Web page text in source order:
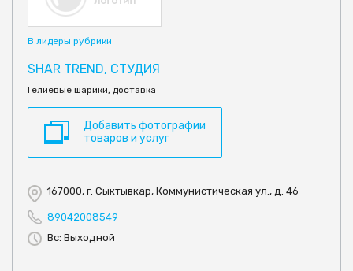
В лидеры рубрики
SHAR TREND, СТУДИЯ
Гелиевые шарики, доставка
Добавить фотографии
товаров и услуг
167000, г. Сыктывкар, Коммунистическая ул., д. 46
89042008549
Вс: Выходной